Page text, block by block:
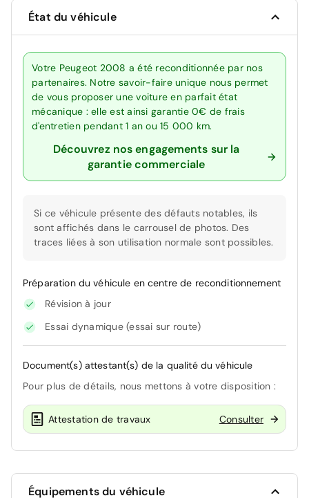
État du véhicule
Votre Peugeot 2008 a été reconditionnée par nos
partenaires. Notre savoir-faire unique nous permet
de vous proposer une voiture en parfait état
mécanique : elle est ainsi garantie 0€ de frais
d'entretien pendant 1 an ou 15 000 km.
Découvrez nos engagements sur la
garantie commerciale
Si ce véhicule présente des défauts notables, ils
sont affichés dans le carrousel de photos. Des
traces liées à son utilisation normale sont possibles.
Préparation du véhicule en centre de reconditionnement
Révision à jour
Essai dynamique (essai sur route)
Document(s) attestant(s) de la qualité du véhicule
Pour plus de détails, nous mettons à votre disposition :
Attestation de travaux Consulter
Équipements du véhicule